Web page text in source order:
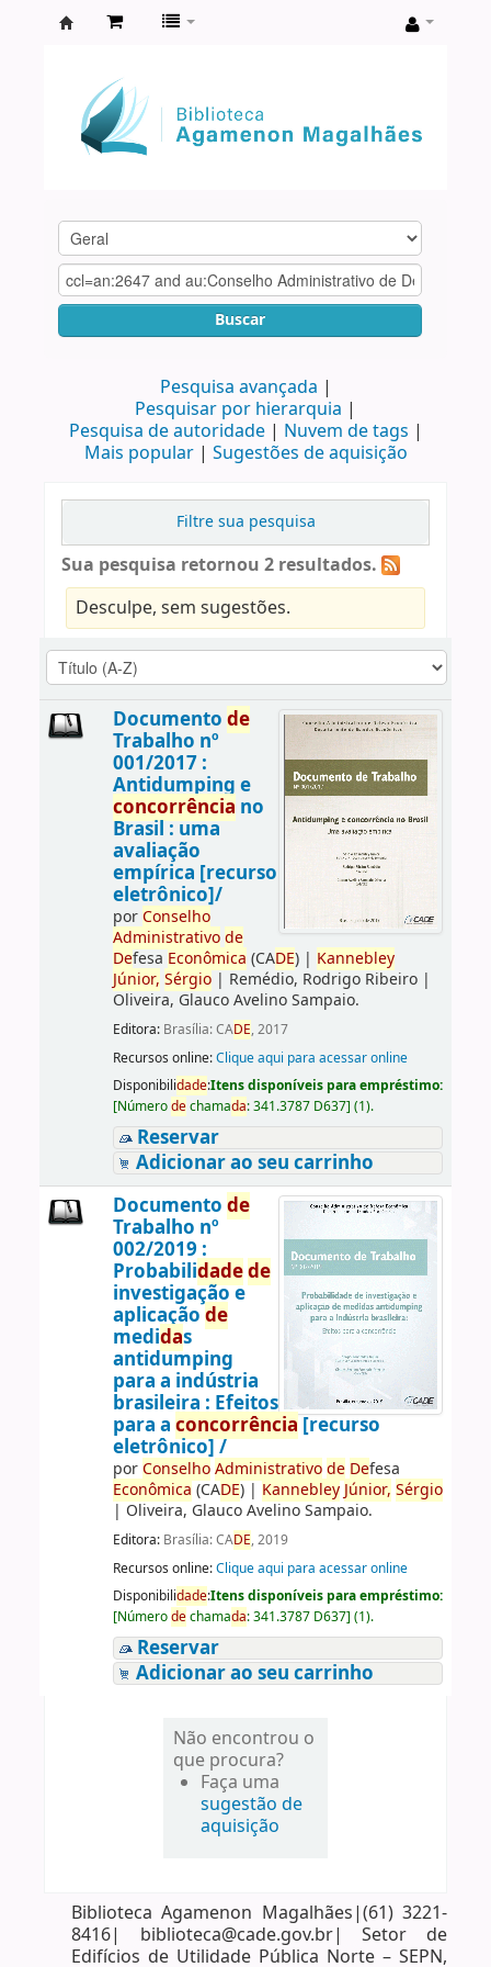
Agamenon
Magalhães
Buscar
Pesquisa avançada
Pesquisar por hierarquia
Pesquisa de autoridade
Nuvem de tags
Mais popular
Sugestões de aquisição
Filtre sua pesquisa
Sua pesquisa retornou 2 resultados.
Desculpe, sem sugestões.
Documento de
Trabalho nº
001/2017 :
Antidumping e
concorrência no
Brasil : uma
avaliação
empírica [recurso
eletrônico]/
porConselho
Administrativo de
Defesa Econômica (CADE)| Kannebley
Júnior, Sérgio| Remédio, Rodrigo Ribeiro|
Oliveira, Glauco Avelino Sampaio.
Editora: Brasília: CADE, 2017
Recursos online:Clique aqui para acessar online
Disponibilidade:Itens disponíveis para empréstimo:
[Númerodechamada:341.3787 D637] (1).
Reservar
Adicionar ao seu carrinho
Documento de
Trabalho nº
002/2019 :
Probabilidadede
investigação e
aplicação de
medidas
antidumping
para a indústria
brasileira : Efeitos
para a concorrência [recurso
eletrônico] /
porConselho Administrativo de Defesa
Econômica (CADE)| Kannebley Júnior, Sérgio
| Oliveira, Glauco Avelino Sampaio.
Editora: Brasília: CADE, 2019
Recursos online:Clique aqui para acessar online
Disponibilidade:Itens disponíveis para empréstimo:
[Númerodechamada:341.3787 D637] (1).
Reservar
Adicionar ao seu carrinho
Não encontrou o
que procura?
Faça uma
sugestão de
aquisição
Biblioteca Agamenon Magalhães|(61) 3221-
8416| biblioteca@cade.gov.br| Setor de
Edifícios de Utilidade Pública Norte – SEPN,